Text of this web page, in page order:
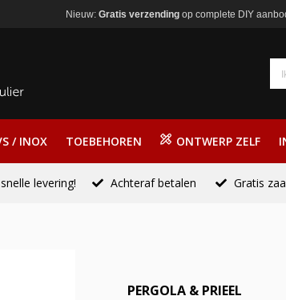
Nieuw: Gratis verzendingop complete DIY
/ INOX TOEBEHOREN ONTWERP ZELF
levering! Achteraf betalen Gratis
PERGOLA & PRIEEL